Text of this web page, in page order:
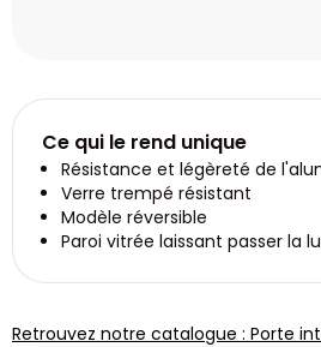
Ce qui le rend unique
Résistance et légèreté de
Verre trempé résistant
Modèle réversible
Paroi vitrée laissant passer la
Retrouvez notre catalogue : Porte